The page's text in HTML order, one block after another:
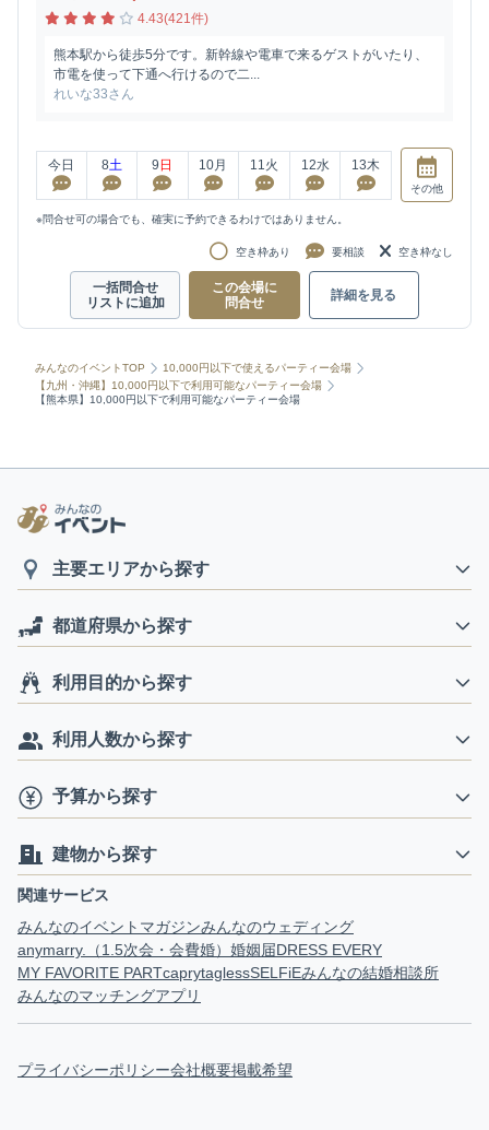
4.43(421件)
熊本駅から徒歩5分です。新幹線や電車で来るゲストがいたり、
市電を使って下通へ行けるので二...
れいな33さん
今日 8土 9 日 10月 11火 12水 13木
その他
※問合せ可の場合でも、確実に予約できるわけではありません。
空き枠あり 要相談 空き枠なし
一括問合せ
リストに追加
この会場に
問合せ
詳細を見る
みんなのイベントTOP
10,000円以下で使えるパーティー会場
【九州・沖縄】10,000円以下で利用可能なパーティー会場
【熊本県】10,000円以下で利用可能なパーティー会場
主要エリアから探す
都道府県から探す
利用目的から探す
利用人数から探す
予算から探す
建物から探す
関連サービス
みんなのイベントマガジンみんなのウェディング
anymarry.（1.5次会・会費婚） 婚姻届DRESS EVERY
MY FAVORITE PARTcaprytaglessSELFiEみんなの結婚相談所
みんなのマッチングアプリ
プライバシーポリシー会社概要掲載希望